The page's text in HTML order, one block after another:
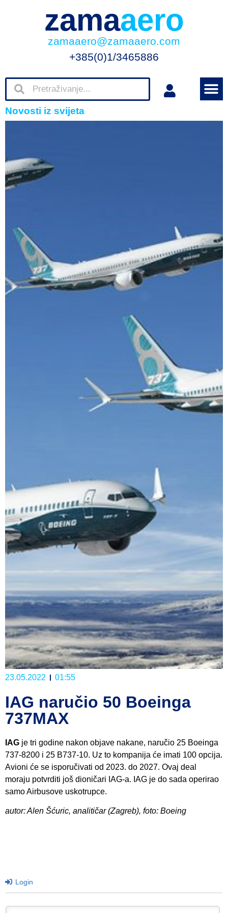
zamaaero
zamaaero@zamaaero.com
+385(0)1/3465886
Novosti iz svijeta
23.05.2022 01:55
IAG naručio 50 Boeinga
737MAX
IAG je tri godine nakon objave nakane, naručio 25 Boeinga
737-8200 i 25 B737-10. Uz to kompanija će imati 100 opcija.
Avioni će se isporučivati od 2023. do 2027. Ovaj deal
moraju potvrditi još dioničari IAG-a. IAG je do sada operirao
samo Airbusove uskotrupce.
autor: Alen Šćuric, analitičar (Zagreb), foto: Boeing
Login